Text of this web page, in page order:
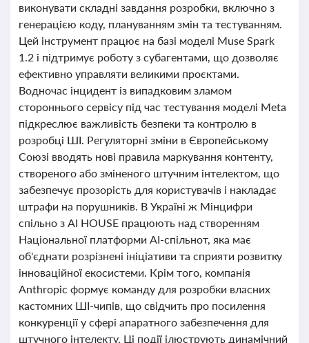
виконувати складні завдання розробки, включно з
генерацією коду, плануванням змін та тестуванням.
Цей інструмент працює на базі моделі Muse Spark
1.2 і підтримує роботу з субагентами, що дозволяє
ефективно управляти великими проєктами.
Водночас інцидент із випадковим зламом
стороннього сервісу під час тестування моделі Meta
підкреслює важливість безпеки та контролю в
розробці ШІ. Регуляторні зміни в Європейському
Союзі вводять нові правила маркування контенту,
створеного або зміненого штучним інтелектом, що
забезпечує прозорість для користувачів і накладає
штрафи на порушників. В Україні ж Мінцифри
спільно з AI HOUSE працюють над створенням
Національної платформи AI-спільнот, яка має
об'єднати розрізнені ініціативи та сприяти розвитку
інноваційної екосистеми. Крім того, компанія
Anthropic формує команду для розробки власних
кастомних ШІ-чипів, що свідчить про посилення
конкуренції у сфері апаратного забезпечення для
штучного інтелекту. Ці події ілюструють динамічний